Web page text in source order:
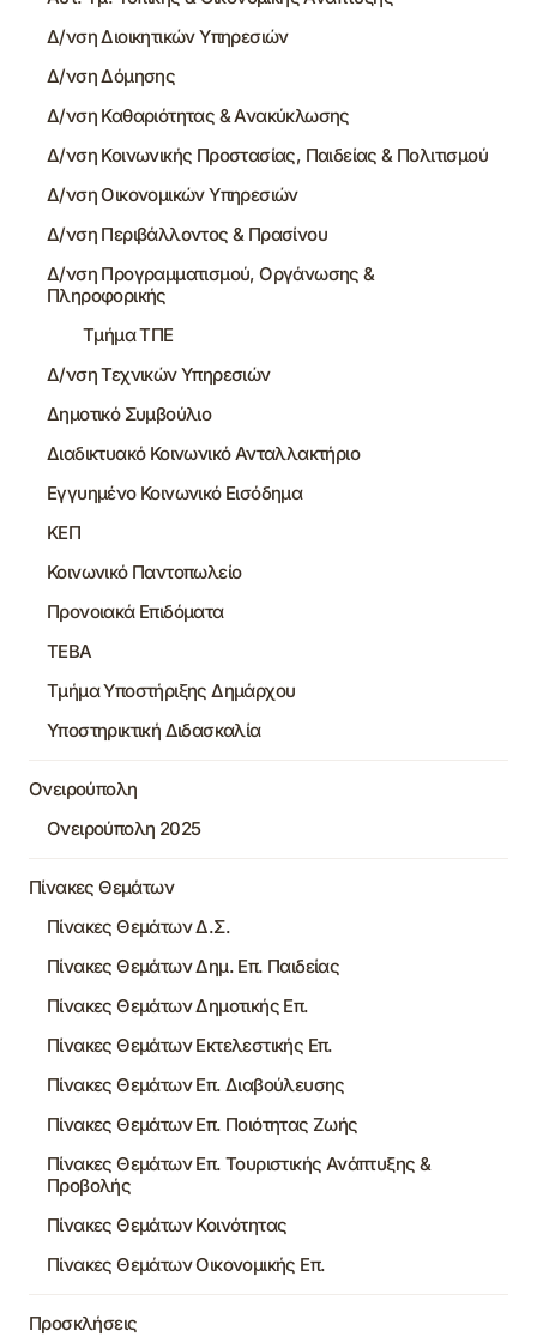
Δ/νση Διοικητικών Υπηρεσιών
Δ/νση Δόμησης
Δ/νση Καθαριότητας & Ανακύκλωσης
Δ/νση Κοινωνικής Προστασίας, Παιδείας & Πολιτισμού
Δ/νση Οικονομικών Υπηρεσιών
Δ/νση Περιβάλλοντος & Πρασίνου
Δ/νση Προγραμματισμού, Οργάνωσης &
Πληροφορικής
Τμήμα ΤΠΕ
Δ/νση Τεχνικών Υπηρεσιών
Δημοτικό Συμβούλιο
Διαδικτυακό Κοινωνικό Ανταλλακτήριο
Εγγυημένο Κοινωνικό Εισόδημα
ΚΕΠ
Κοινωνικό Παντοπωλείο
Προνοιακά Επιδόματα
ΤΕΒΑ
Τμήμα Υποστήριξης Δημάρχου
Υποστηρικτική Διδασκαλία
Ονειρούπολη
Ονειρούπολη 2025
Πίνακες Θεμάτων
Πίνακες Θεμάτων Δ.Σ.
Πίνακες Θεμάτων Δημ. Επ. Παιδείας
Πίνακες Θεμάτων Δημοτικής Επ.
Πίνακες Θεμάτων Εκτελεστικής Επ.
Πίνακες Θεμάτων Επ. Διαβούλευσης
Πίνακες Θεμάτων Επ. Ποιότητας Ζωής
Πίνακες Θεμάτων Επ. Τουριστικής Ανάπτυξης &
Προβολής
Πίνακες Θεμάτων Κοινότητας
Πίνακες Θεμάτων Οικονομικής Επ.
Προσκλήσεις